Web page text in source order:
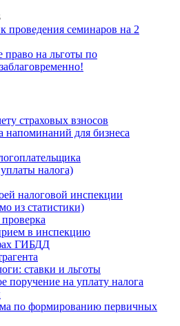
проведения семинаров на 2
право на льготы по
страховых взносов
напоминаний для бизнеса
налога)
налоговой инспекции
из статистики)
в инспекцию
ГИБДД
ставки и льготы
поручение на уплату налога
по формированию первичных